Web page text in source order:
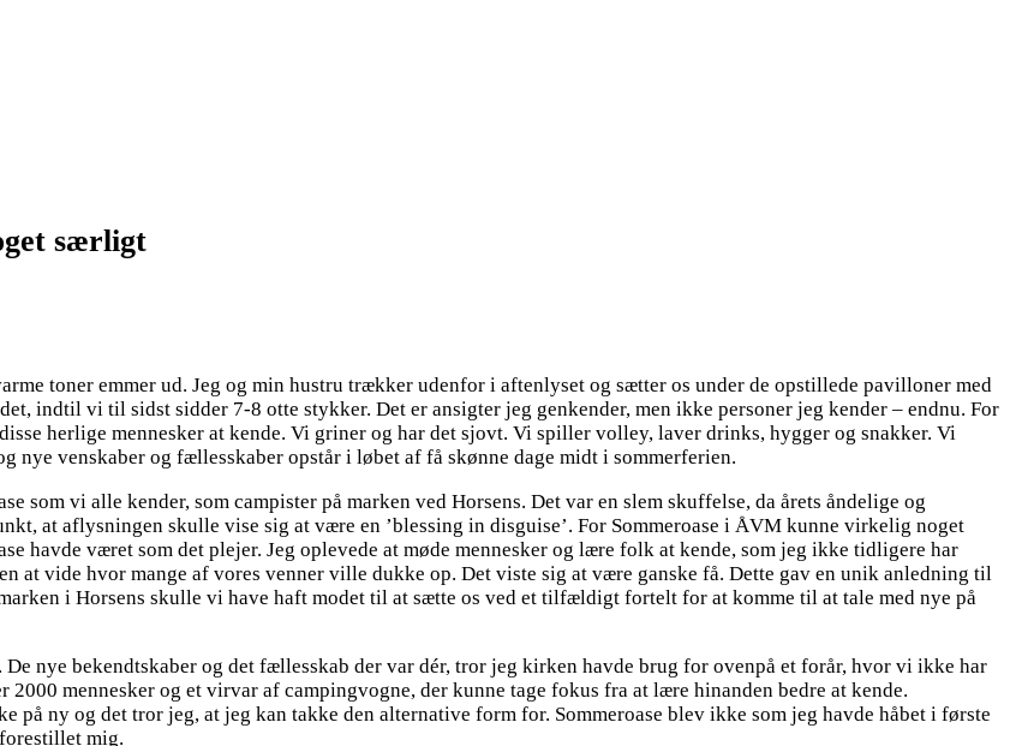
særligt
toner emmer ud. Jeg og min hustru trækker udenfor i aftenlyset og sætter os under de opstillede pavilloner med
indtil vi til sidst sidder 7-8 otte stykker. Det er ansigter jeg genkender, men ikke personer jeg kender – endnu. For
herlige mennesker at kende. Vi griner og har det sjovt. Vi spiller volley, laver drinks, hygger og snakker. Vi
nye venskaber og fællesskaber opstår i løbet af få skønne dage midt i sommerferien.
som vi alle kender, som campister på marken ved Horsens. Det var en slem skuffelse, da årets åndelige og
at aflysningen skulle vise sig at være en ’blessing in disguise’. For Sommeroase i ÅVM kunne virkelig noget
havde været som det plejer. Jeg oplevede at møde mennesker og lære folk at kende, som jeg ikke tidligere har
at vide hvor mange af vores venner ville dukke op. Det viste sig at være ganske få. Dette gav en unik anledning til
i Horsens skulle vi have haft modet til at sætte os ved et tilfældigt fortelt for at komme til at tale med nye på
nye bekendtskaber og det fællesskab der var dér, tror jeg kirken havde brug for ovenpå et forår, hvor vi ikke har
mennesker og et virvar af campingvogne, der kunne tage fokus fra at lære hinanden bedre at kende.
ny og det tror jeg, at jeg kan takke den alternative form for. Sommeroase blev ikke som jeg havde håbet i første
mig.